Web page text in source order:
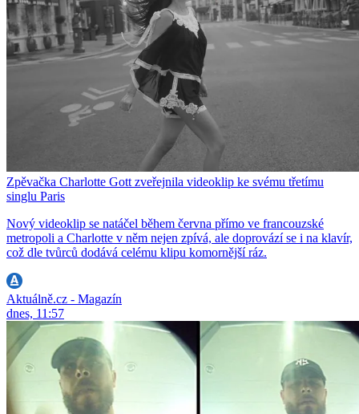
Zpěvačka Charlotte Gott zveřejnila videoklip ke svému třetímu
singlu Paris
Nový videoklip se natáčel během června přímo ve francouzské
metropoli a Charlotte v něm nejen zpívá, ale doprovází se i na klavír,
což dle tvůrců dodává celému klipu komornější ráz.
Aktuálně.cz - Magazín
dnes, 11:57